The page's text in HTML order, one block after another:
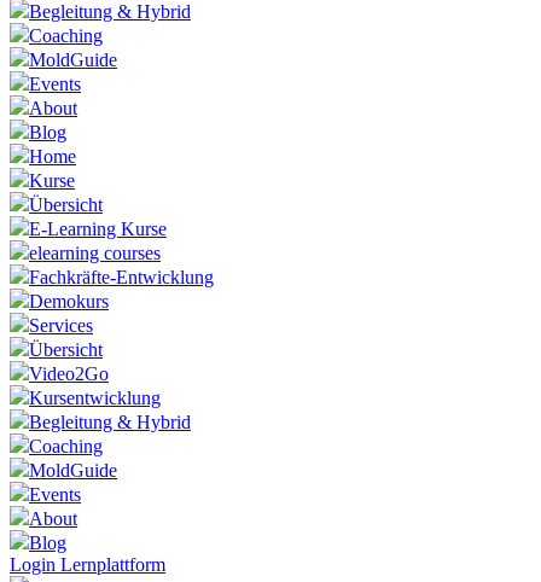
Begleitung & Hybrid
Coaching
MoldGuide
Events
About
Blog
Home
Kurse
Übersicht
E-Learning Kurse
elearning courses
Fachkräfte-Entwicklung
Demokurs
Services
Übersicht
Video2Go
Kursentwicklung
Begleitung & Hybrid
Coaching
MoldGuide
Events
About
Blog
Login Lernplattform